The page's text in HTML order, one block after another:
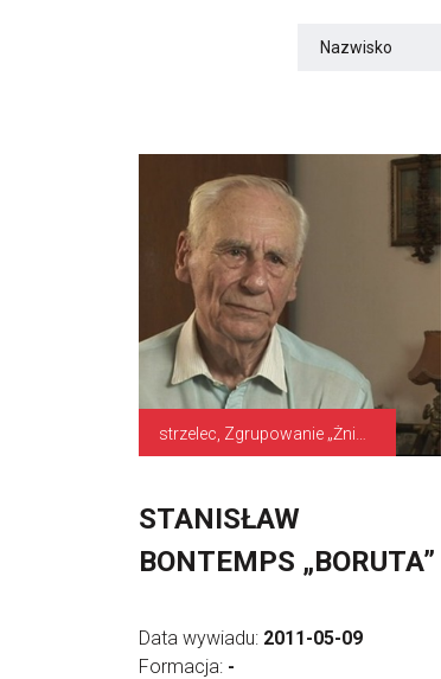
Nazwisko
STANISŁAW
BONTEMPS „BORUTA”
Data wywiadu: 2011-05-09
Formacja: -